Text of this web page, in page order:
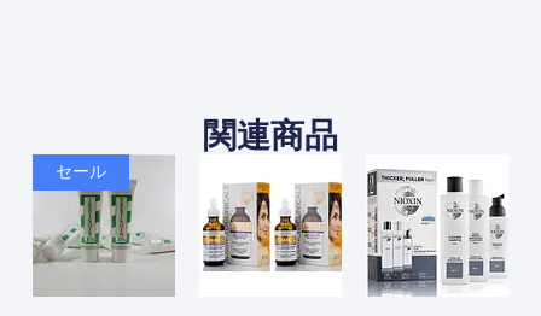
関連商品
セール